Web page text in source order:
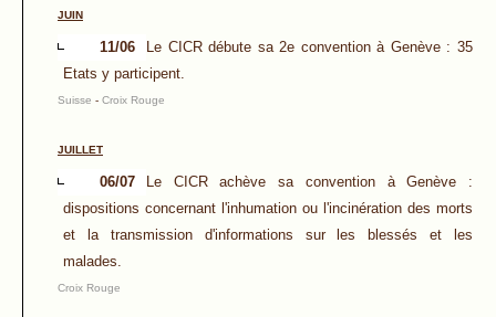
JUIN
11/06
Le CICR débute sa 2e convention à Genève : 35
Etats y participent.
Suisse - Croix Rouge
JUILLET
06/07
Le CICR achève sa convention à Genève :
dispositions concernant l'inhumation ou l'incinération des morts
et la transmission d'informations sur les blessés et les
malades.
Croix Rouge